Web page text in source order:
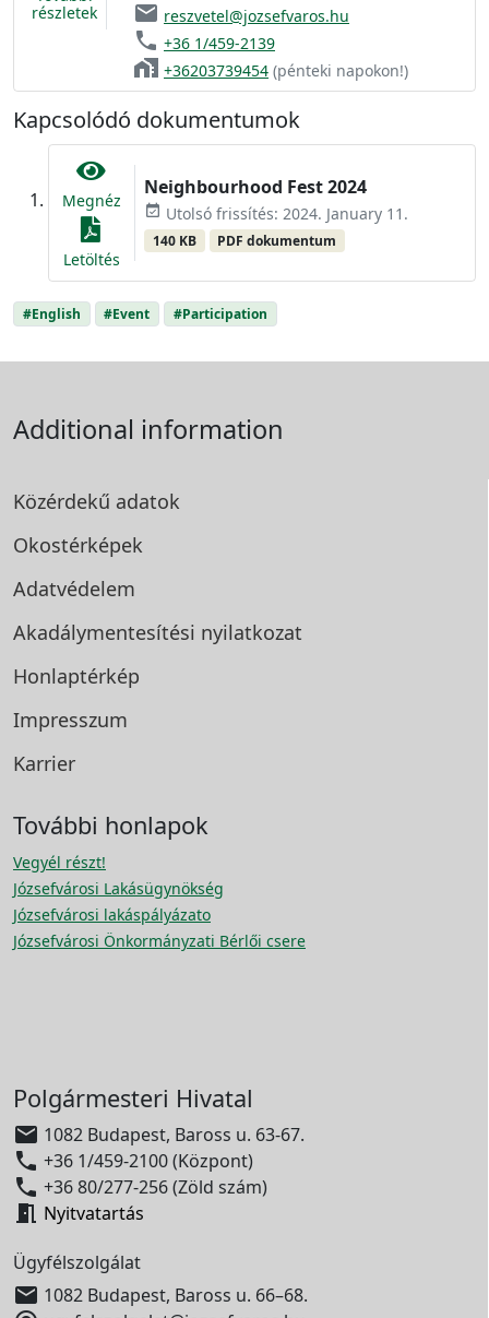
részletek
email reszvetel@jozsefvaros.hu
phone +36 1/459-2139
home_work +36203739454 (pénteki napokon!)
Kapcsolódó dokumentumok
Megnéz
Letöltés
Neighbourhood Fest 2024
event_available Utolsó frissítés: 2024. January 11.
140 KB PDF dokumentum
#English #Event #Participation
Additional information
Közérdekű adatok
Okostérképek
Adatvédelem
Akadálymentesítési nyilatkozat
Honlaptérkép
Impresszum
Karrier
További honlapok
Vegyél részt!
Józsefvárosi Lakásügynökség
Józsefvárosi lakáspályázato
Józsefvárosi Önkormányzati Bérlői csere
Polgármesteri Hivatal
 1082 Budapest, Baross u. 63-67.
 +36 1/459-2100 (Központ)
 +36 80/277-256 (Zöld szám)
 Nyitvatartás
Ügyfélszolgálat
 1082 Budapest, Baross u. 66–68.